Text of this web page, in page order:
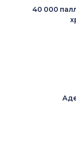
40 000